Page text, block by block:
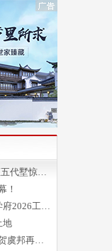
嘉榕湾·棠墅 超新规之上，赣州首座五代墅惊艳登场
！
精工保质 交付加速 美的高速·君兰学府2026工程誓师大会圆满举办
地
传奇再续 棋落二子，拓疆瑞金，恭贺虞邦再摘新地！